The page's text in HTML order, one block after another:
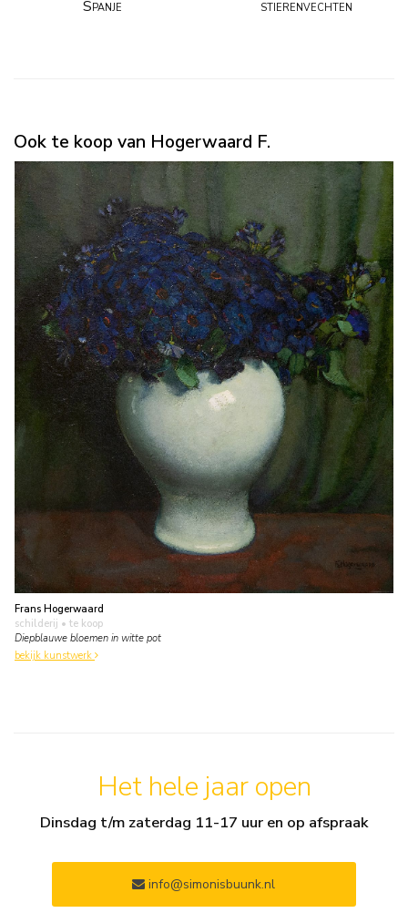
Spanje stierenvechten
Ook te koop van Hogerwaard F.
Frans Hogerwaard
schilderij • te koop
Diepblauwe bloemen in witte pot
bekijk kunstwerk
Het hele jaar open
Dinsdag t/m zaterdag 11-17 uur en op afspraak
info@simonisbuunk.nl